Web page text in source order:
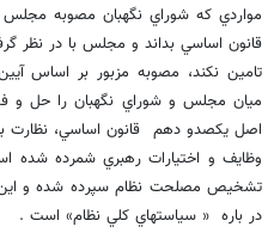
مواردي كه شوراي نگهبان مصوبه مجلس
قانون اساسي بداند و مجلس با در نظر
تامين نكند، مصوبه مزبور بر اساس
ميان مجلس و شوراي نگهبان را حل و
اصل يكصدو دهم قانون اساسي، نظارت
وظايف و اختيارات رهبري شمرده
تشخيص مصلحت نظام سپرده شده و اين
در باره « سياستهاي كلي نظام» است .